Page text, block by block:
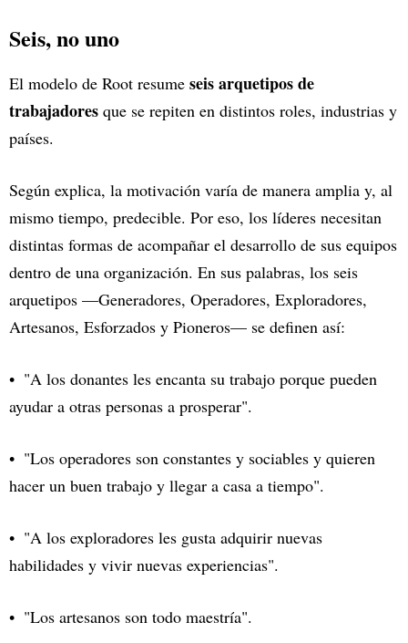
Seis, no uno
El modelo de Root resume seis arquetipos de
trabajadores que se repiten en distintos roles, industrias y
países.
Según explica, la motivación varía de manera amplia y, al
mismo tiempo, predecible. Por eso, los líderes necesitan
distintas formas de acompañar el desarrollo de sus equipos
dentro de una organización. En sus palabras, los seis
arquetipos —Generadores, Operadores, Exploradores,
Artesanos, Esforzados y Pioneros— se definen así:
"A los donantes les encanta su trabajo porque pueden
ayudar a otras personas a prosperar".
"Los operadores son constantes y sociables y quieren
hacer un buen trabajo y llegar a casa a tiempo".
"A los exploradores les gusta adquirir nuevas
habilidades y vivir nuevas experiencias".
"Los artesanos son todo maestría".